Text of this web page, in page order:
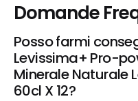
Domande
Posso farmi
Levissima+ Pro-
Minerale Naturale
60cl X 12?